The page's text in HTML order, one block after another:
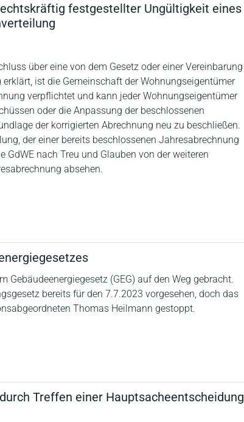
festgestellter Ungültigkeit eines
über eine von dem Gesetz oder einer Vereinbarung
ist die Gemeinschaft der Wohnungseigentümer
verpflichtet und kann jeder Wohnungseigentümer
oder die Anpassung der beschlossenen
der korrigierten Abrechnung neu zu beschließen.
der einer bereits beschlossenen Jahresabrechnung
nach Treu und Glauben von der weiteren
absehen.
Gebäudeenergiegesetz (GEG) auf den Weg gebracht.
bereits für den 7.7.2023 vorgesehen, doch das
Thomas Heilmann gestoppt.
Treffen einer Hauptsacheentscheidung